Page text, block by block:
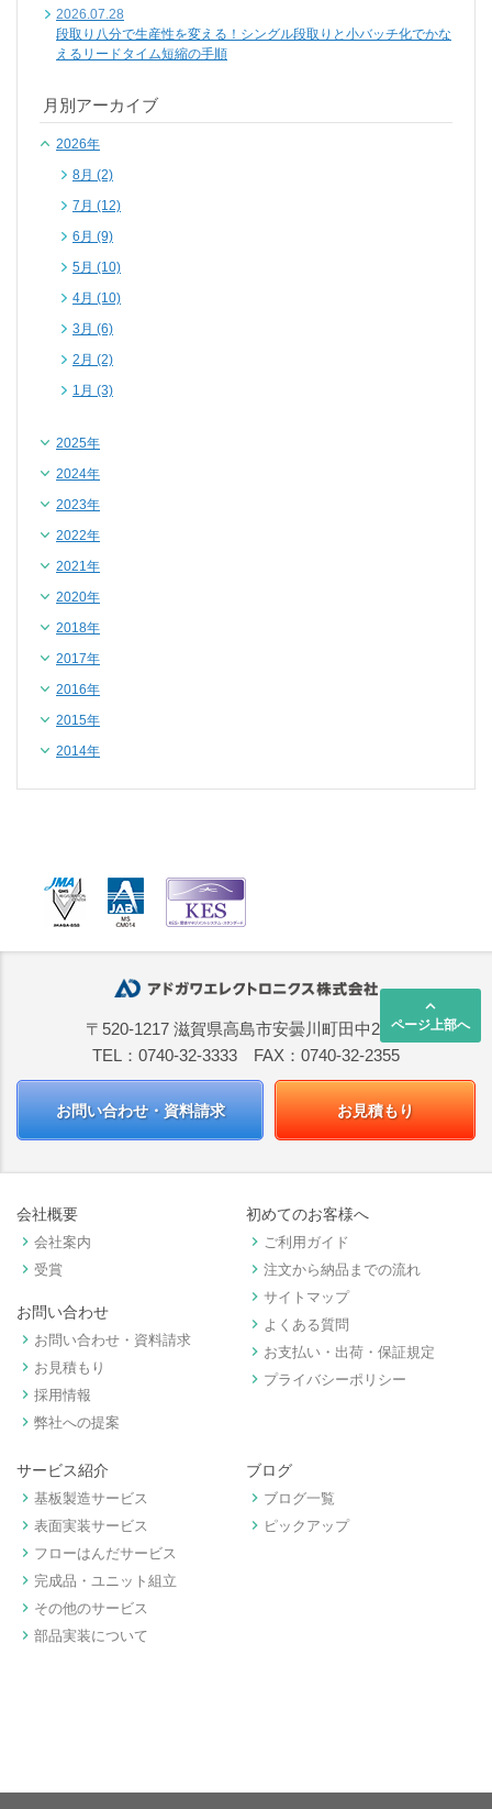
2026.07.28
段取り八分で生産性を変える！シングル段取りと小バッチ化でかな
えるリードタイム短縮の手順
月別アーカイブ
2026年
8月 (2)
7月 (12)
6月 (9)
5月 (10)
4月 (10)
3月 (6)
2月 (2)
1月 (3)
2025年
2024年
2023年
2022年
2021年
2020年
2018年
2017年
2016年
2015年
2014年
keyboard_arrow_up
ページ上部へ
〒520-1217 滋賀県高島市安曇川町田中2668
TEL：0740-32-3333 FAX：0740-32-2355
お問い合わせ・資料請求 お見積もり
会社概要
keyboard_arrow_right 会社案内
keyboard_arrow_right 受賞
お問い合わせ
keyboard_arrow_right お問い合わせ・資料請求
keyboard_arrow_right お見積もり
keyboard_arrow_right 採用情報
keyboard_arrow_right 弊社への提案
初めてのお客様へ
keyboard_arrow_right ご利用ガイド
keyboard_arrow_right 注文から納品までの流れ
keyboard_arrow_right サイトマップ
keyboard_arrow_right よくある質問
keyboard_arrow_right お支払い・出荷・保証規定
keyboard_arrow_right プライバシーポリシー
サービス紹介
keyboard_arrow_right 基板製造サービス
keyboard_arrow_right 表面実装サービス
keyboard_arrow_right フローはんだサービス
keyboard_arrow_right 完成品・ユニット組立
keyboard_arrow_right その他のサービス
keyboard_arrow_right 部品実装について
ブログ
keyboard_arrow_right ブログ一覧
keyboard_arrow_right ピックアップ